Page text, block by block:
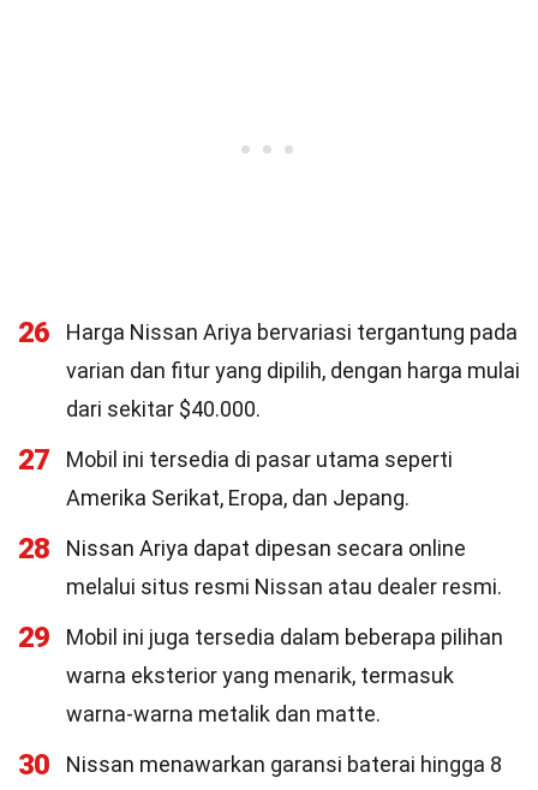
26
Harga Nissan Ariya bervariasi tergantung pada
varian dan fitur yang dipilih, dengan harga mulai
dari sekitar $40.000.
27
Mobil ini tersedia di pasar utama seperti
Amerika Serikat, Eropa, dan Jepang.
28
Nissan Ariya dapat dipesan secara online
melalui situs resmi Nissan atau dealer resmi.
29
Mobil ini juga tersedia dalam beberapa pilihan
warna eksterior yang menarik, termasuk
warna-warna metalik dan matte.
30
Nissan menawarkan garansi baterai hingga 8